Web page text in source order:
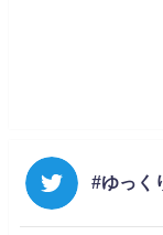
#ゆっく